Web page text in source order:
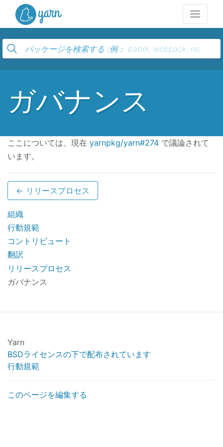
ガバナンス
ここについては、現在 yarnpkg/yarn#274 で議論されて
います。
← リリースプロセス
組織
行動規範
コントリビュート
翻訳
リリースプロセス
ガバナンス
Yarn
BSDライセンスの下で配布されています
行動規範
このページを編集する